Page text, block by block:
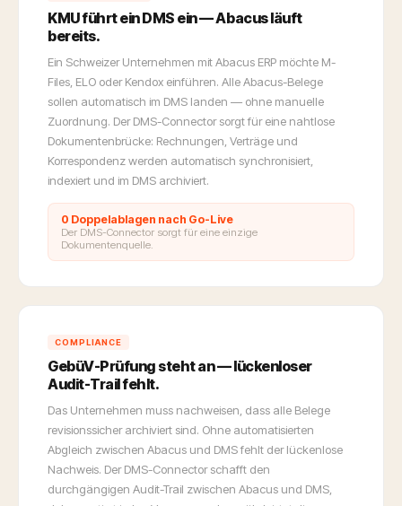
KMU führt ein DMS ein — Abacus läuft
bereits.
Ein Schweizer Unternehmen mit Abacus ERP möchte M-
Files, ELO oder Kendox einführen. Alle Abacus-Belege
sollen automatisch im DMS landen — ohne manuelle
Zuordnung. Der DMS-Connector sorgt für eine nahtlose
Dokumentenbrücke: Rechnungen, Verträge und
Korrespondenz werden automatisch synchronisiert,
indexiert und im DMS archiviert.
0 Doppelablagen nach Go-Live
Der DMS-Connector sorgt für eine einzige
Dokumentenquelle.
COMPLIANCE
GebüV-Prüfung steht an — lückenloser
Audit-Trail fehlt.
Das Unternehmen muss nachweisen, dass alle Belege
revisionssicher archiviert sind. Ohne automatisierten
Abgleich zwischen Abacus und DMS fehlt der lückenlose
Nachweis. Der DMS-Connector schafft den
durchgängigen Audit-Trail zwischen Abacus und DMS,